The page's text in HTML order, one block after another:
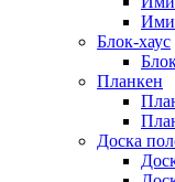
Блок-хаус
Планкен
Доска